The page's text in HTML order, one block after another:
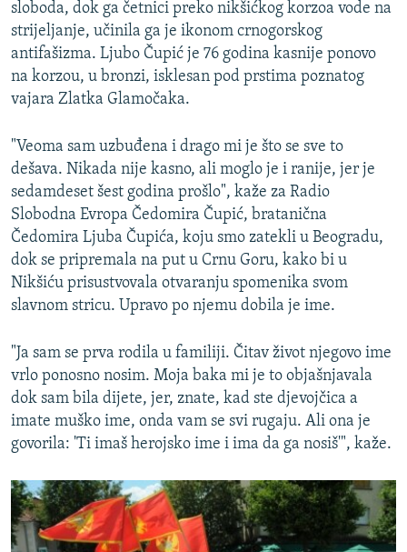
sloboda, dok ga četnici preko nikšićkog korzoa vode na
strijeljanje, učinila ga je ikonom crnogorskog
antifašizma. Ljubo Čupić je 76 godina kasnije ponovo
na korzou, u bronzi, isklesan pod prstima poznatog
vajara Zlatka Glamočaka.
"Veoma sam uzbuđena i drago mi je što se sve to
dešava. Nikada nije kasno, ali moglo je i ranije, jer je
sedamdeset šest godina prošlo", kaže za Radio
Slobodna Evropa Čedomira Čupić, bratanična
Čedomira Ljuba Čupića, koju smo zatekli u Beogradu,
dok se pripremala na put u Crnu Goru, kako bi u
Nikšiću prisustvovala otvaranju spomenika svom
slavnom stricu. Upravo po njemu dobila je ime.
"Ja sam se prva rodila u familiji. Čitav život njegovo ime
vrlo ponosno nosim. Moja baka mi je to objašnjavala
dok sam bila dijete, jer, znate, kad ste djevojčica a
imate muško ime, onda vam se svi rugaju. Ali ona je
govorila: 'Ti imaš herojsko ime i ima da ga nosiš'", kaže.